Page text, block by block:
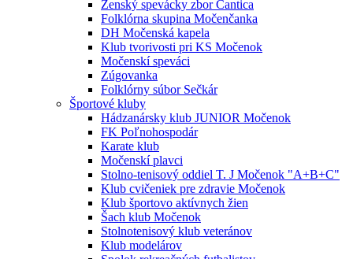
Ženský spevácky zbor Cantica
Folklórna skupina Močenčanka
DH Močenská kapela
Klub tvorivosti pri KS Močenok
Močenskí speváci
Zúgovanka
Folklórny súbor Sečkár
Športové kluby
Hádzanársky klub JUNIOR Močenok
FK Poľnohospodár
Karate klub
Močenskí plavci
Stolno-tenisový oddiel T. J Močenok "A+B+C"
Klub cvičeniek pre zdravie Močenok
Klub športovo aktívnych žien
Šach klub Močenok
Stolnotenisový klub veteránov
Klub modelárov